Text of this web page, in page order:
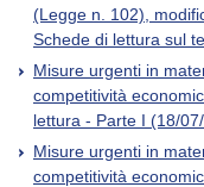
(Legge n. 102),
Schede di lettura sul
Misure urgenti in
competitività
lettura - Parte I (18/
Misure urgenti in
competitività